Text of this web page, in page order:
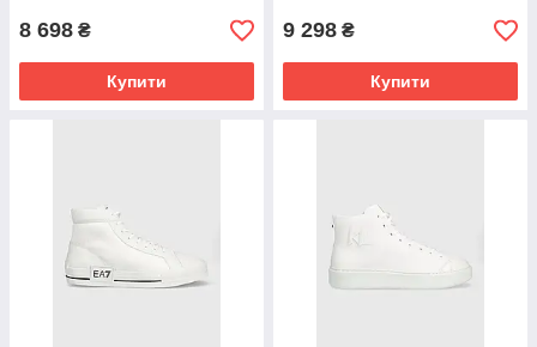
8 698 ₴
Купити
9 298 ₴
Купити